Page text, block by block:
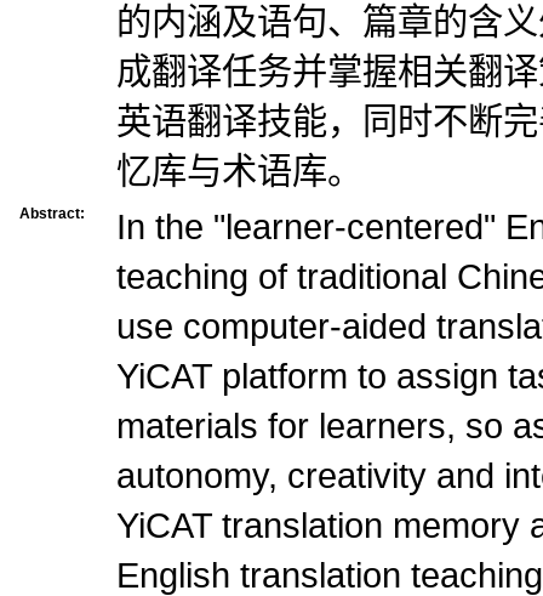
的内涵及语句、篇章的含
成翻译任务并掌握相关翻
英语翻译技能，同时不断
忆库与术语库。
Abstract:
In the "learner-centered"
teaching of traditional
use computer-aided
YiCAT platform to assign
materials for learners, so
autonomy, creativity and
YiCAT translation memory
English translation